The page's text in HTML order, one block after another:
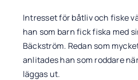
Intresset för båtliv och fiske
han som barn fick fiska med
Bäckström. Redan som
anlitades han som roddare
läggas ut.